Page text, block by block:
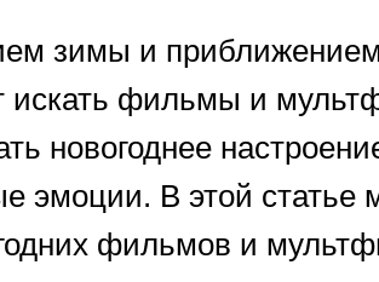
зимы и приближением
искать фильмы и
новогоднее
эмоции. В этой статье
фильмов и